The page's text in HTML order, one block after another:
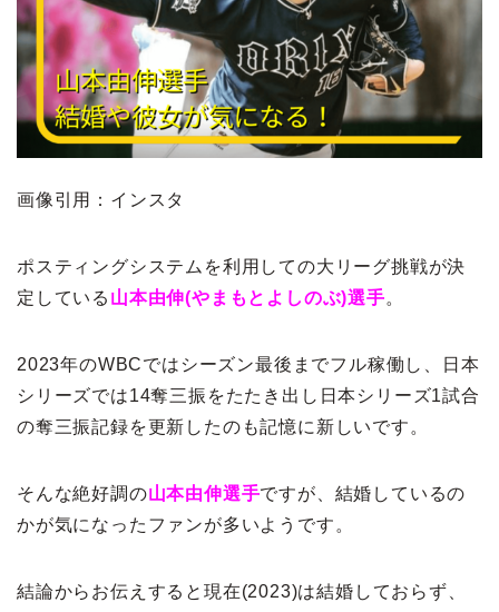
画像引用：インスタ
ポスティングシステムを利用しての大リーグ挑戦が決
定している 山本由伸(やまもとよしのぶ)選手。
2023年のWBCではシーズン最後までフル稼働し、日本
シリーズでは14奪三振をたたき出し日本シリーズ1試合
の奪三振記録を更新したのも記憶に新しいです。
そんな絶好調の山本由伸選手ですが、結婚しているの
かが気になったファンが多いようです。
結論からお伝えすると現在(2023)は結婚しておらず、